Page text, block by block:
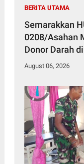
BERITA UTAMA
Semarakkan
0208/Asahan
Donor Darah
August 06, 2026